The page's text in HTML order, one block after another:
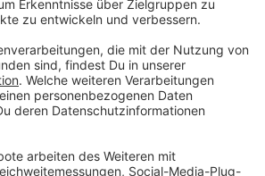
Feiertagen zu vermeiden. Dafür
an den Feiertagen auf die Zeit von
Außerdem gewähren beide
Durchfahrtsrechte auf den
– z.B. auf der A30, A31 und